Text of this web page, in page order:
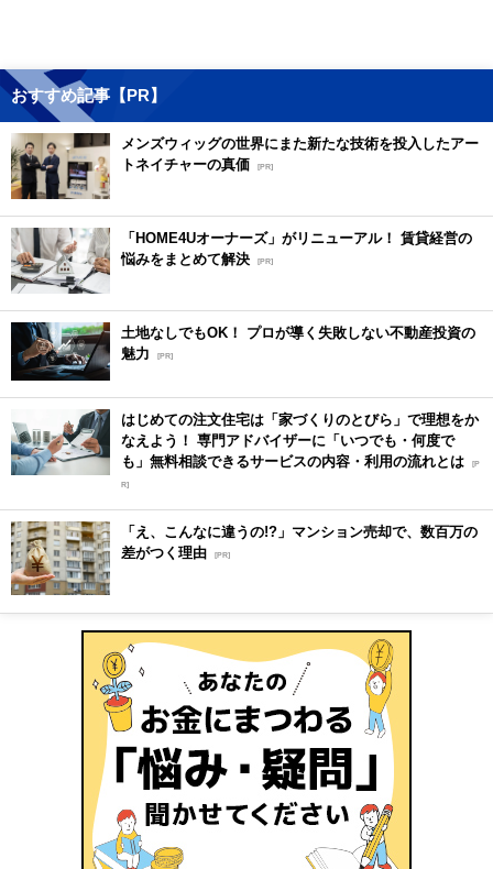
おすすめ記事【PR】
メンズウィッグの世界にまた新たな技術を投入したアー
トネイチャーの真価 [PR]
「HOME4Uオーナーズ」がリニューアル！ 賃貸経営の
悩みをまとめて解決 [PR]
土地なしでもOK！ プロが導く失敗しない不動産投資の
魅力
[PR]
はじめての注文住宅は「家づくりのとびら」で理想をか
なえよう！ 専門アドバイザーに「いつでも・何度で
も」無料相談できるサービスの内容・利用の流れとは [P
R]
「え、こんなに違うの!?」マンション売却で、数百万の
差がつく理由 [PR]